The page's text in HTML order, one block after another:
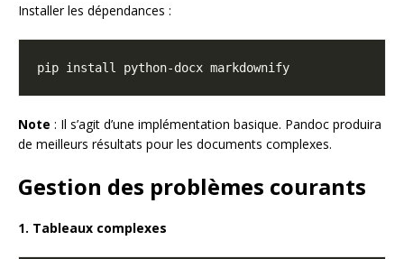
Installer les dépendances :
Note : Il s’agit d’une implémentation basique. Pandoc produira
de meilleurs résultats pour les documents complexes.
Gestion des problèmes courants
1. Tableaux complexes